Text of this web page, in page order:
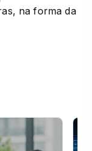
na forma da